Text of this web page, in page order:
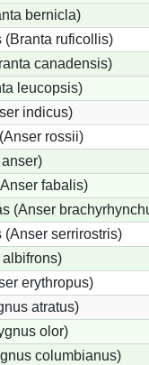
bernicla)
(Branta ruficollis)
canadensis)
leucopsis)
indicus)
rossii)
fabalis)
(Anser
serrirostris)
erythropus)
atratus)
olor)
columbianus)